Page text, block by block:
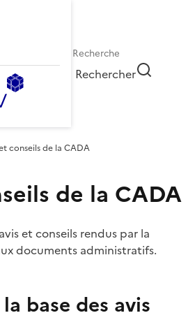
Rechercher
conseils de la CADA
de la CADA
et conseils rendus par la
documents administratifs.
base des avis